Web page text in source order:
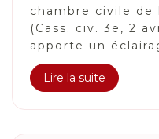
chambre civile de
(Cass. civ. 3e, 2
apporte un
Lire la suite